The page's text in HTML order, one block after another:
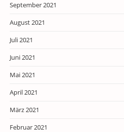
September 2021
August 2021
Juli 2021
Juni 2021
Mai 2021
April 2021
März 2021
Februar 2021